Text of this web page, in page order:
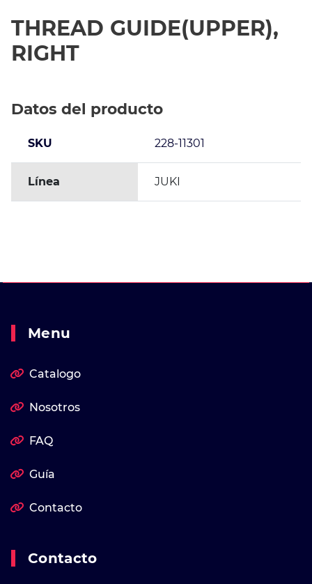
THREAD GUIDE(UPPER),
RIGHT
Datos del producto
SKU 228-11301
Línea JUKI
Menu
Catalogo
Nosotros
FAQ
Guía
Contacto
Contacto